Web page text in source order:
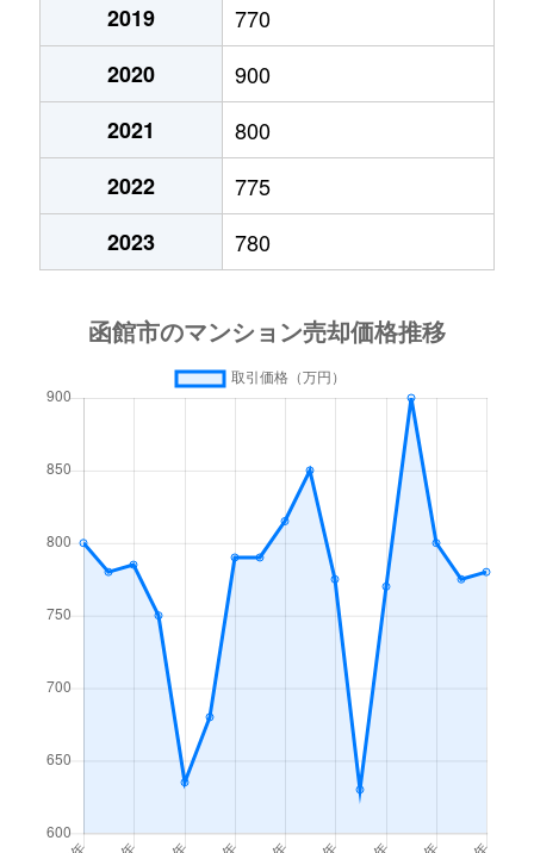
宮前町
170万円
宮前町
180万円
2,200万円
梁川町
2,200万円
梁川町
2,300万円
五稜郭公園前
3,500万円 函館
湯川町
函館
湯川町
函館
1,700万円 湯の川
530万円 湯の川
520万円 湯の川
湯川町
1,300万円
湯川町
790万円 湯の川 徒歩6
2019
770
2020
900
2021
800
2022
775
2023
780